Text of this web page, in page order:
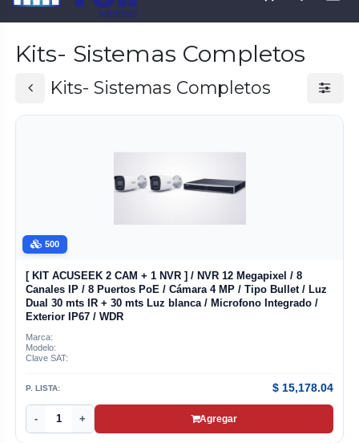
Kits- Sistemas Completos
Kits- Sistemas Completos
500
[ KIT ACUSEEK 2 CAM + 1 NVR ] / NVR 12 Megapixel / 8
Canales IP / 8 Puertos PoE / Cámara 4 MP / Tipo Bullet / Luz
Dual 30 mts IR + 30 mts Luz blanca / Microfono Integrado /
Exterior IP67 / WDR
Marca:
Modelo:
Clave SAT:
P. LISTA: $ 15,178.04
- + Agregar